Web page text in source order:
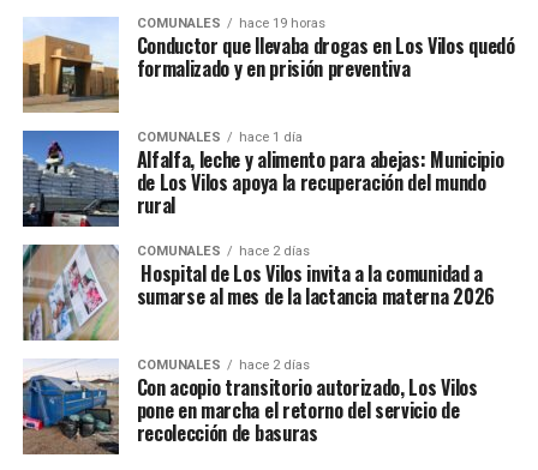
COMUNALES hace 19 horas
Conductor que llevaba drogas en Los Vilos quedó
formalizado y en prisión preventiva
COMUNALES hace 1 día
Alfalfa, leche y alimento para abejas: Municipio
de Los Vilos apoya la recuperación del mundo
rural
COMUNALES hace 2 días
Hospital de Los Vilos invita a la comunidad a
sumarse al mes de la lactancia materna 2026
COMUNALES hace 2 días
Con acopio transitorio autorizado, Los Vilos
pone en marcha el retorno del servicio de
recolección de basuras